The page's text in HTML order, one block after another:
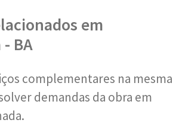
em
BA
complementares na mesma
demandas da obra em